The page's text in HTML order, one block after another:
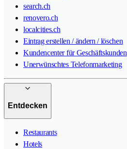
search.ch
renovero.ch
localcities.ch
Eintrag erstellen / ändern / löschen
Kundencenter für Geschäftskunden
Unerwünschtes Telefonmarketing
Entdecken
Restaurants
Hotels